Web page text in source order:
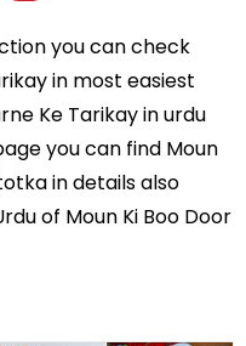
you can check
in most easiest
Ke Tarikay inurdu
you can find Moun
in details also
of Moun Ki Boo Door